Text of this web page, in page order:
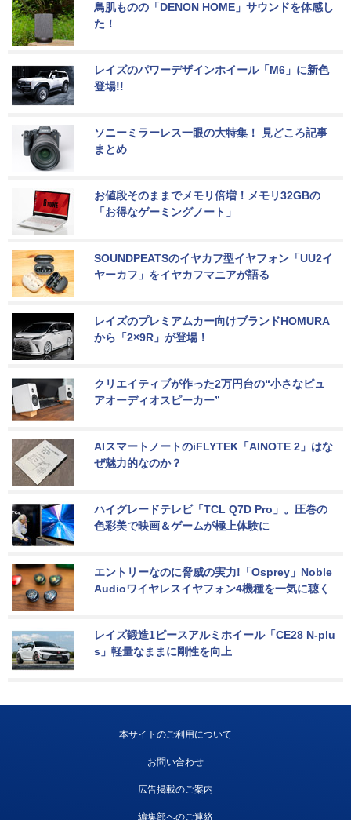
鳥肌ものの「DENON HOME」サウンドを体感し
た！
レイズのパワーデザインホイール「M6」に新色
登場!!
ソニーミラーレス一眼の大特集！ 見どころ記事
まとめ
お値段そのままでメモリ倍増！メモリ32GBの
「お得なゲーミングノート」
SOUNDPEATSのイヤカフ型イヤフォン「UU2イ
ヤーカフ」をイヤカフマニアが語る
レイズのプレミアムカー向けブランドHOMURA
から「2×9R」が登場！
クリエイティブが作った2万円台の“小さなピュ
アオーディオスピーカー”
AIスマートノートのiFLYTEK「AINOTE 2」はな
ぜ魅力的なのか？
ハイグレードテレビ「TCL Q7D Pro」。圧巻の
色彩美で映画＆ゲームが極上体験に
エントリーなのに脅威の実力!「Osprey」Noble
Audioワイヤレスイヤフォン4機種を一気に聴く
レイズ鍛造1ピースアルミホイール「CE28 N-plu
s」軽量なままに剛性を向上
本サイトのご利用について
お問い合わせ
広告掲載のご案内
編集部へのご連絡